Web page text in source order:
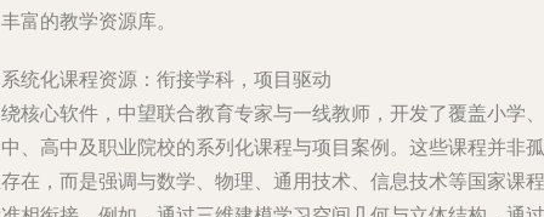
富的教学资源库。
系统化课程资源：衔接学科，项目驱动
核心软件，中望联合教育专家与一线教师，开发了覆盖小学、
、高中及职业院校的系列化课程与项目案例。这些课程并非孤
在，而是强调与数学、物理、通用技术、信息技术等国家课程